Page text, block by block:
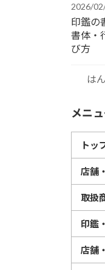
2026/
印鑑の
書体・
び方
は
メニ
トッ
店舗
取扱
印鑑
店舗